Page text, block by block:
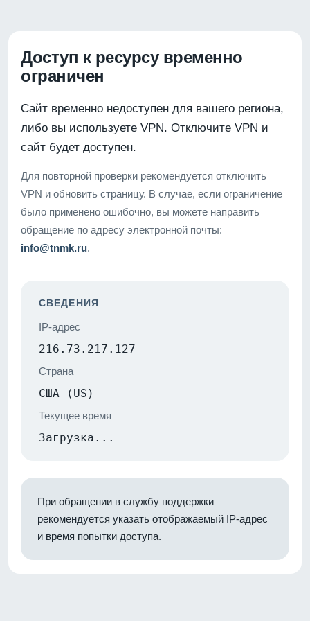
Доступ к ресурсу временно
ограничен
Сайт временно недоступен для вашего региона,
либо вы используете VPN. Отключите VPN и
сайт будет доступен.
Для повторной проверки рекомендуется отключить
VPN и обновить страницу. В случае, если ограничение
было применено ошибочно, вы можете направить
обращение по адресу электронной почты:
info@tnmk.ru.
СВЕДЕНИЯ
IP-адрес
216.73.217.127
Страна
США (US)
Текущее время
Загрузка...
При обращении в службу поддержки
рекомендуется указать отображаемый IP-адрес
и время попытки доступа.